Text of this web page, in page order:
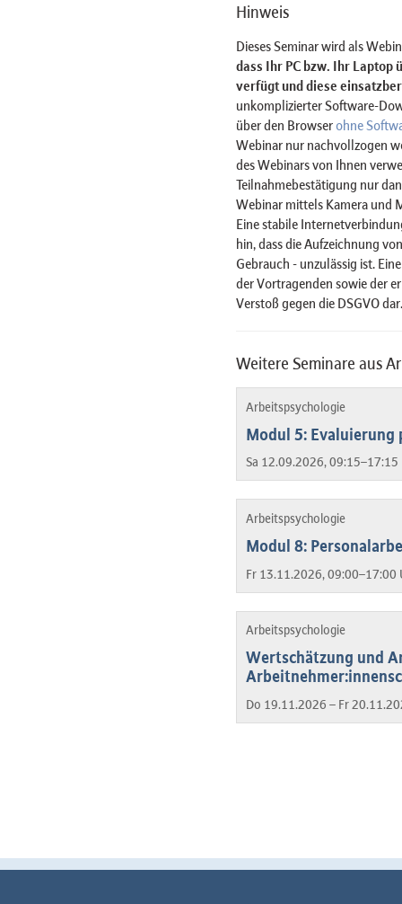
Hinweis
Dieses Seminar wird als
dass Ihr PC bzw. Ihr
verfügt und diese
unkomplizierter Software-
über den Browserohne
Webinar nur nachvollzogen
des Webinars von Ihnen
Teilnahmebestätigung nur
Webinar mittels Kamera und
Eine stabile
hin, dass die Aufzeichnung
Gebrauch - unzulässig ist.
der Vortragenden sowie der
Verstoß gegen die DSGVO dar.
Weitere Seminare aus
Arbeitspsychologie
Modul 5: Evaluierung
Sa 12.09.2026,
Arbeitspsychologie
Modul 8:
Fr 13.11.2026, 09:00–17:00
Arbeitspsychologie
Wertschätzung und
Do 19.11.2026 – Fr